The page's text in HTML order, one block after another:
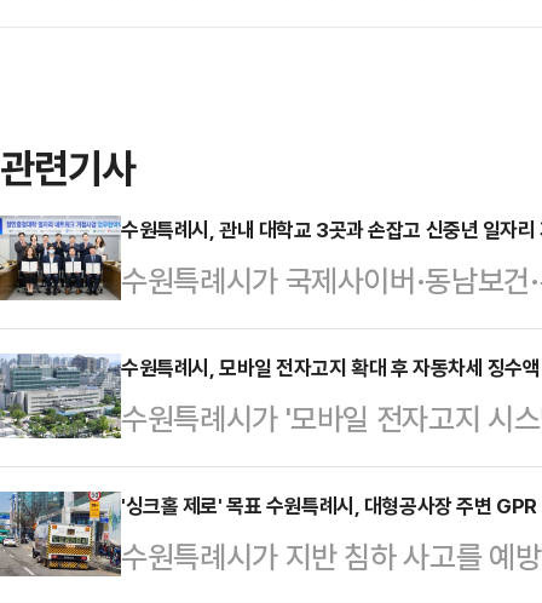
관련기사
수원특례시, 관내 대학교 3곳과 손잡고 신중년 일자리
수원특례시가 국제사이버·동남보
거점을 구축한다.수원시와 3개 대
일자리 네트워크 거점 사업 추진을
수원시는 거점형 일자리 네트워크
관으로서 신중년 대상 교육과 고용
살펴보면 △국제사이버대학교는 온
△동남보건대학교는 보건 특화 역
수원특례시, 모바일 전자고지 확대 후 자동차세 징수
수원특례시가 '모바일 전자고지 시
6.3%P 향상됐다. 총 382억원을
다.2025년 지방세 정기분(자동차
(73.3%)보다 6.3%P 증가했다. 수
'싱크홀 제로' 목표 수원특례시, 대형공사장 주변
수원특례시가 지반 침하 사고를 예